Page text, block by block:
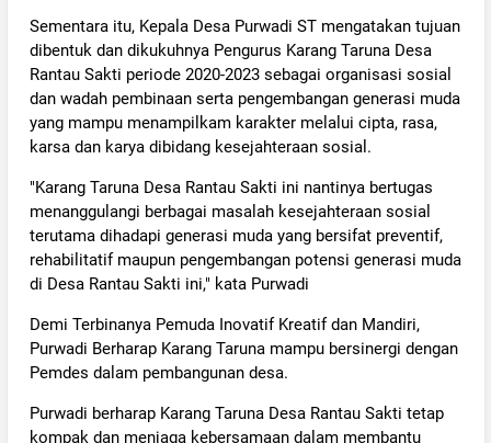
Sementara itu, Kepala Desa Purwadi ST mengatakan tujuan
dibentuk dan dikukuhnya Pengurus Karang Taruna Desa
Rantau Sakti periode 2020-2023 sebagai organisasi sosial
dan wadah pembinaan serta pengembangan generasi muda
yang mampu menampilkam karakter melalui cipta, rasa,
karsa dan karya dibidang kesejahteraan sosial.
"Karang Taruna Desa Rantau Sakti ini nantinya bertugas
menanggulangi berbagai masalah kesejahteraan sosial
terutama dihadapi generasi muda yang bersifat preventif,
rehabilitatif maupun pengembangan potensi generasi muda
di Desa Rantau Sakti ini," kata Purwadi
Demi Terbinanya Pemuda Inovatif Kreatif dan Mandiri,
Purwadi Berharap Karang Taruna mampu bersinergi dengan
Pemdes dalam pembangunan desa.
Purwadi berharap Karang Taruna Desa Rantau Sakti tetap
kompak dan menjaga kebersamaan dalam membantu